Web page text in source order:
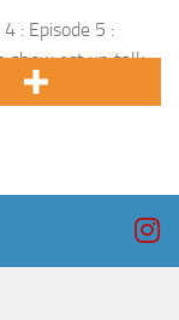
: Episode 5 :
show est un talk